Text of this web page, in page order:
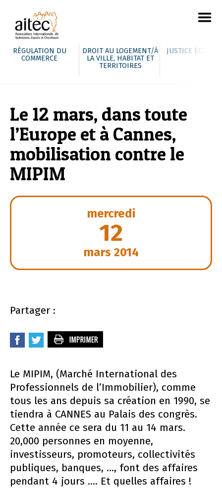
RÉGULATION DU
COMMERCE
DROIT AU LOGEMENT/À
LA VILLE, HABITAT ET
TERRITOIRES
JUSTICE
Le 12 mars, dans toute
l’Europe et à Cannes,
mobilisation contre le
MIPIM
mercredi
12
mars 2014
Partager :
Le MIPIM, (Marché International des
Professionnels de l’Immobilier), comme
tous les ans depuis sa création en 1990, se
tiendra à CANNES au Palais des congrès.
Cette année ce sera du 11 au 14 mars.
20,000 personnes en moyenne,
investisseurs, promoteurs, collectivités
publiques, banques, ..., font des affaires
pendant 4 jours .... Et quelles affaires !